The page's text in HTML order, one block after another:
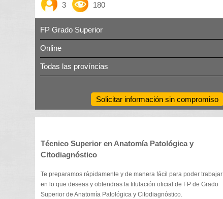
3 180
FP Grado Superior
Online
Todas las províncias
Solicitar información sin compromiso
Técnico Superior en Anatomía Patológica y
Citodiagnóstico
Te preparamos rápidamente y de manera fácil para poder trabajar
en lo que deseas y obtendras la titulación oficial de FP de Grado
Superior de Anatomía Patológica y Citodiagnóstico.